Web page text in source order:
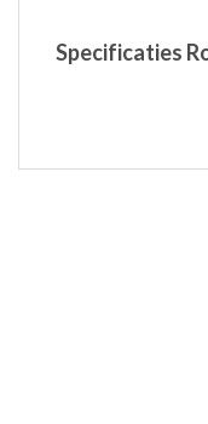
Specificaties